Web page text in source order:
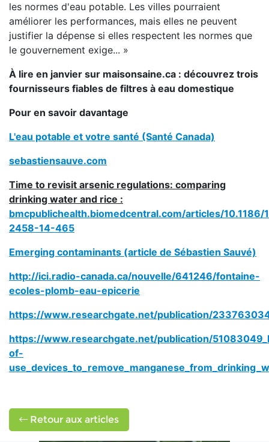
les normes d'eau potable. Les villes pourraient
améliorer les performances, mais elles ne peuvent
justifier la dépense si elles respectent les normes que
le gouvernement exige... »
À lire en janvier sur maisonsaine.ca : découvrez trois
fournisseurs fiables de filtres à eau domestique
Pour en savoir davantage
L'eau potable et votre santé (Santé Canada)
sebastiensauve.com
Time to revisit arsenic regulations: comparing
drinking water and rice :
bmcpublichealth.biomedcentral.com/articles/10.1186/
2458-14-465
Emerging contaminants (article de Sébastien Sauvé)
http://ici.radio-canada.ca/nouvelle/641246/fontaine-
ecoles-plomb-eau-epicerie
https://www.researchgate.net/publication/
https://www.researchgate.net/publication/
of-
Retour aux articles